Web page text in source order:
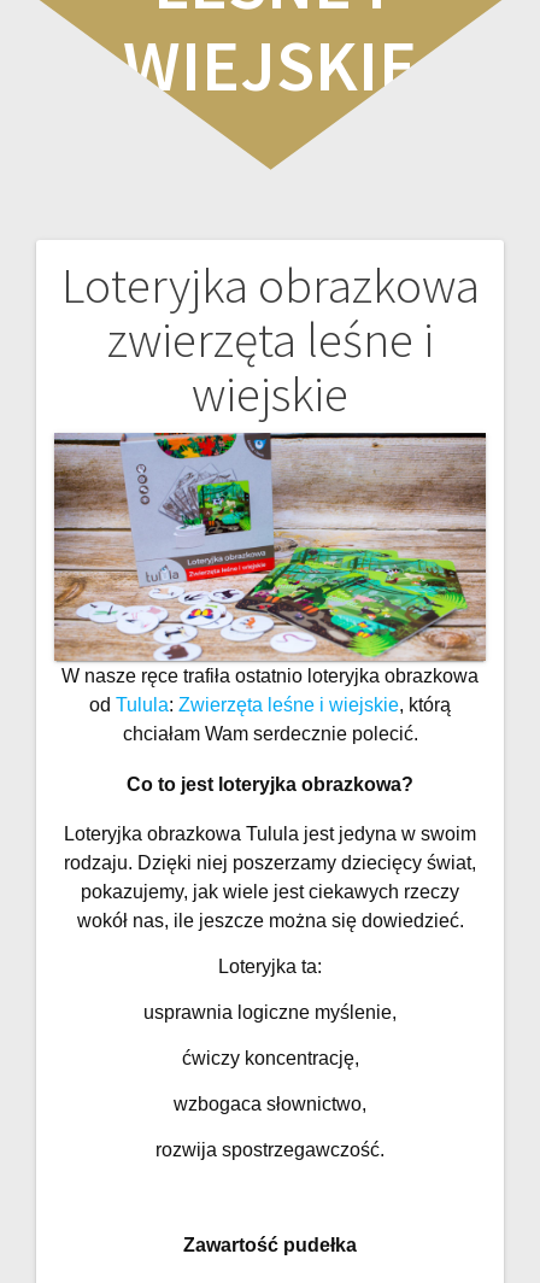
WIEJSKIE
Loteryjka obrazkowa
zwierzęta leśne i
wiejskie
W nasze ręce trafiła ostatnio loteryjka obrazkowa
od Tulula: Zwierzęta leśne i wiejskie, którą
chciałam Wam serdecznie polecić.
Co to jest loteryjka obrazkowa?
Loteryjka obrazkowa Tulula jest jedyna w swoim
rodzaju. Dzięki niej poszerzamy dziecięcy świat,
pokazujemy, jak wiele jest ciekawych rzeczy
wokół nas, ile jeszcze można się dowiedzieć.
Loteryjka ta:
usprawnia logiczne myślenie,
ćwiczy koncentrację,
wzbogaca słownictwo,
rozwija spostrzegawczość.
Zawartość pudełka
Nawigacja
wpisu